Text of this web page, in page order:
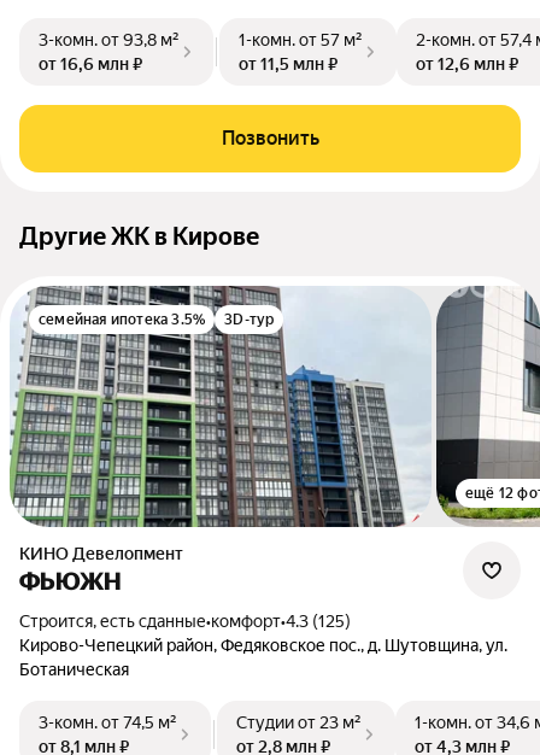
3-комн.от 93,8 м²
от 16,6 млн ₽
1-комн.от 57 м²
от 11,5 млн ₽
2-комн.от 57,4
от 12,6 млн ₽
Позвонить
Другие ЖК в Кирове
семейная ипотека 3.5% 3D-тур
ещё 12
КИНО Девелопмент
ФЬЮЖН
Строится, есть сданные•комфорт•4.3 (125)
Кирово-Чепецкий район, Федяковское пос., д. Шутовщина, ул.
Ботаническая
3-комн.от 74,5 м²
от 8,1 млн ₽
Студииот 23 м²
от 2,8 млн ₽
1-комн.от 34,6
от 4,3 млн ₽